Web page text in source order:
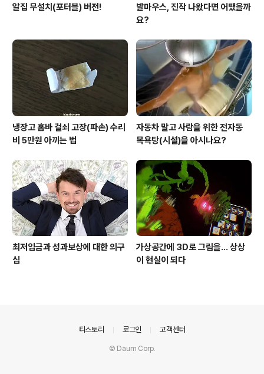
알집 무설치(포터블) 버전!
발마우스, 진작 나왔다면 어땠을까
요?
냉장고 홈바 걸쇠 고장(파손) 수리
비 5만원 아끼는 법
자동차 말고 사람을 위한 전자동
목욕탕(시설)을 아시나요?
최저임금과 성과보상에 대한 의구
심
가상공간에 3D로 그림을... 상상
이 현실이 되다
티스토리 로그인 고객센터
© Daum Corp.